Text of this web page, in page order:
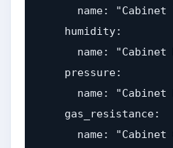
name: "Cabinet
    humidity:
name: "Cabinet
    pressure:
name: "Cabinet
    gas_resistance:
name: "Cabinet